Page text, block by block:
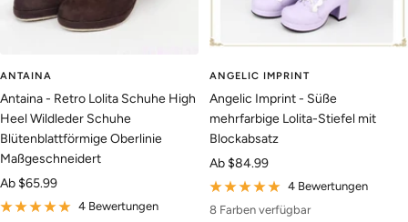
ANTAINA
Antaina - Retro Lolita Schuhe High
Heel Wildleder Schuhe
Blütenblattförmige Oberlinie
Maßgeschneidert
Angebotspreis
Ab $65.99
4 Bewertungen
ANGELIC IMPRINT
Angelic Imprint - Süße
mehrfarbige Lolita-Stiefel mit
Blockabsatz
Angebotspreis
Ab $84.99
4 Bewertungen
8 Farben verfügbar